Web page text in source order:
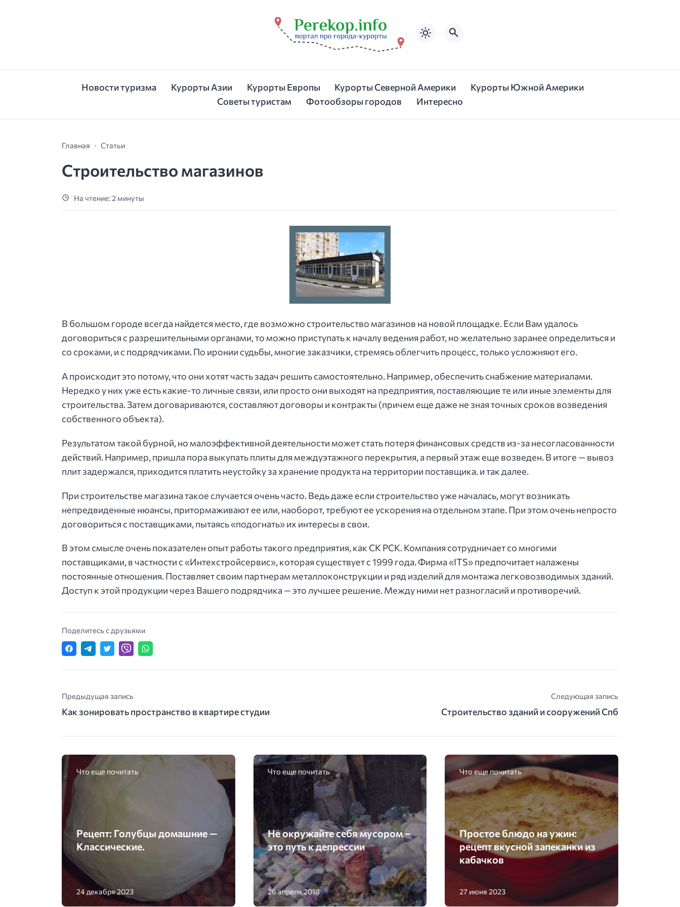
Новости туризма Курорты Азии Курорты Европы Курорты Северной Америки
Курорты Южной Америки
Советы туристам
Фотообзоры городов Интересно
Главная Статьи
Строительство магазинов
На чтение: 2 минуты
В большом городе всегда найдется место, где возможно строительство магазинов на новой площадке. Если Вам удалось
договориться с разрешительными органами, то можно приступать к началу ведения работ, но желательно заранее определиться и
со сроками, и с подрядчиками. По иронии судьбы, многие заказчики, стремясь облегчить процесс, только усложняют его.
А происходит это потому, что они хотят часть задач решить самостоятельно. Например, обеспечить снабжение материалами.
Нередко у них уже есть какие-то личные связи, или просто они выходят на предприятия, поставляющие те или иные элементы для
строительства. Затем договариваются, составляют договоры и контракты (причем еще даже не зная точных сроков возведения
собственного объекта).
Результатом такой бурной, но малоэффективной деятельности может стать потеря финансовых средств из-за несогласованности
действий. Например, пришла пора выкупать плиты для междуэтажного перекрытия, а первый этаж еще возведен. В итоге — вывоз
плит задержался, приходится платить неустойку за хранение продукта на территории поставщика. и так далее.
При строительстве магазина такое случается очень часто. Ведь даже если строительство уже началась, могут возникать
непредвиденные нюансы, притормаживают ее или, наоборот, требуют ее ускорения на отдельном этапе. При этом очень непросто
договориться с поставщиками, пытаясь «подогнать» их интересы в свои.
В этом смысле очень показателен опыт работы такого предприятия, как СК РСК. Компания сотрудничает со многими
поставщиками, в частности с «Интехстройсервис», которая существует с 1999 года. Фирма «ITS» предпочитает налажены
постоянные отношения. Поставляет своим партнерам металлоконструкции и ряд изделий для монтажа легковозводимых зданий.
Доступ к этой продукции через Вашего подрядчика — это лучшее решение. Между ними нет разногласий и противоречий.
Поделитесь с друзьями
Предыдущая запись
Как зонировать пространство в квартире студии
Следующая запись
Строительство зданий и сооружений Спб
Что еще почитать
Рецепт: Голубцы домашние —
Классические.
24 декабря 2023
Что еще почитать
Не окружайте себя мусором –
это путь к депрессии
26 апреля 2018
Что еще почитать
Простое блюдо на ужин:
рецепт вкусной запеканки из
кабачков
27 июня 2023